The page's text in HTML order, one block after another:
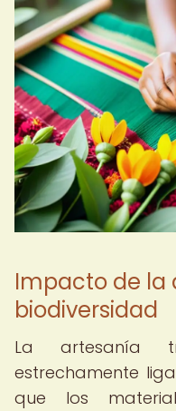
Impacto de la
biodiversidad
La artesanía
estrechamente
que los